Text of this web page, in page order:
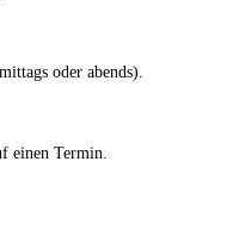
oder abends).
einen Termin.